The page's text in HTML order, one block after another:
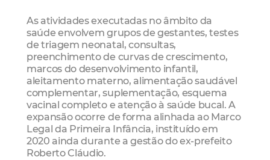
As atividades executadas no âmbito da
saúde envolvem grupos de gestantes, testes
de triagem neonatal, consultas,
preenchimento de curvas de crescimento,
marcos do desenvolvimento infantil,
aleitamento materno, alimentação saudável
complementar, suplementação, esquema
vacinal completo e atenção à saúde bucal. A
expansão ocorre de forma alinhada ao Marco
Legal da Primeira Infância, instituído em
2020 ainda durante a gestão do ex-prefeito
Roberto Cláudio.